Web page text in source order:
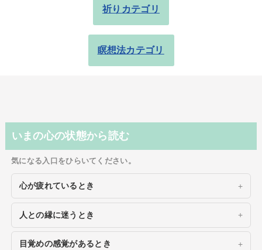
祈りカテゴリ
瞑想法カテゴリ
いまの心の状態から読む
気になる入口をひらいてください。
心が疲れているとき
人との縁に迷うとき
目覚めの感覚があるとき